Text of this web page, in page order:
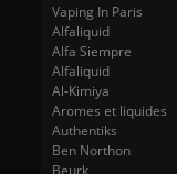
Vaping In Paris
Alfaliquid
Alfa Siempre
Alfaliquid
Al-Kimiya
Aromes et liquides
Authentiks
Ben Northon
Beurk